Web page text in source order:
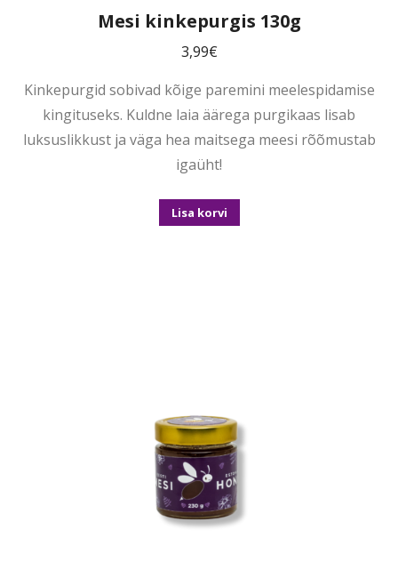
Mesi kinkepurgis 130g
3,99€
Kinkepurgid sobivad kõige paremini meelespidamise
kingituseks. Kuldne laia äärega purgikaas lisab
luksuslikkust ja väga hea maitsega meesi rõõmustab
igaüht!
Lisa korvi